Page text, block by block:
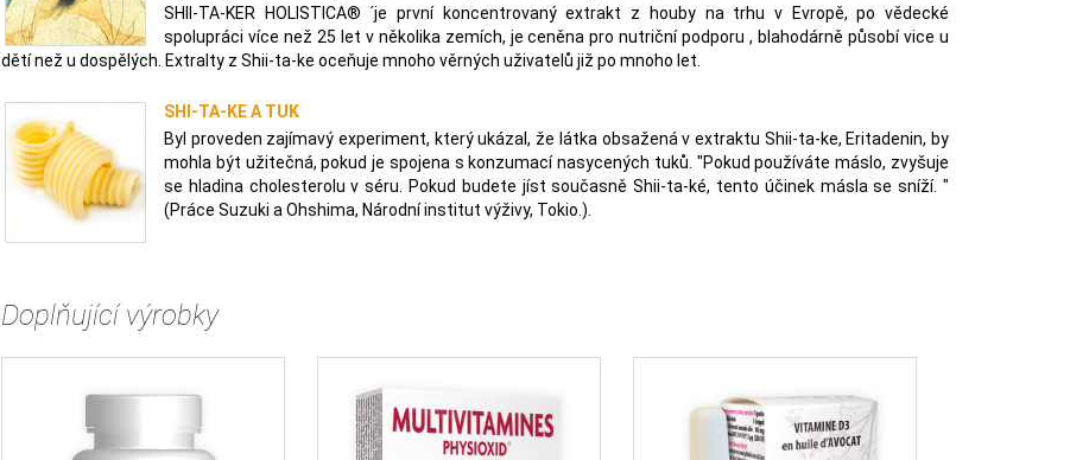
SHII-TA-KER HOLISTICA® ´je první koncentrovaný extrakt z houby na trhu v Evropě, po vědecké
spolupráci více než 25 let v několika zemích, je ceněna pro nutriční podporu , blahodárně působí vice u
dětí než u dospělých. Extralty z Shii-ta-ke oceňuje mnoho věrných uživatelů již po mnoho let.
SHI-TA-KE A TUK
Byl proveden zajímavý experiment, který ukázal, že látka obsažená v extraktu Shii-ta-ke, Eritadenin, by
mohla být užitečná, pokud je spojena s konzumací nasycených tuků. "Pokud používáte máslo, zvyšuje
se hladina cholesterolu v séru. Pokud budete jíst současně Shii-ta-ké, tento účinek másla se sníží. "
(Práce Suzuki a Ohshima, Národní institut výživy, Tokio.).
Doplňující výrobky